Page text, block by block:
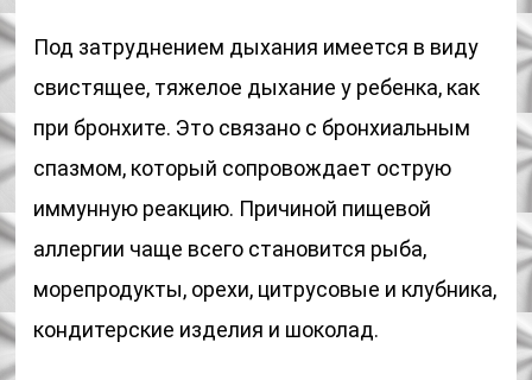
Под затруднением дыхания имеется в виду
свистящее, тяжелое дыхание у ребенка, как
при бронхите. Это связано с бронхиальным
спазмом, который сопровождает острую
иммунную реакцию. Причиной пищевой
аллергии чаще всего становится рыба,
морепродукты, орехи, цитрусовые и клубника,
кондитерские изделия и шоколад.